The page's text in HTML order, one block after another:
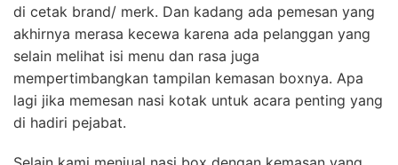
di cetak brand/ merk. Dan kadang ada pemesan yang
akhirnya merasa kecewa karena ada pelanggan yang
selain melihat isi menu dan rasa juga
mempertimbangkan tampilan kemasan boxnya. Apa
lagi jika memesan nasi kotak untuk acara penting yang
di hadiri pejabat.